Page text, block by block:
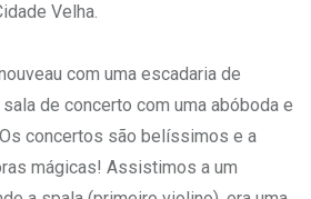
Velha.
com uma escadaria de
de concerto com uma abóboda e
concertos são belíssimos e a
mágicas! Assistimos a um